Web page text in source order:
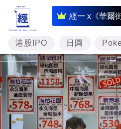
經一 x《華爾
即
時
財
經
專
題
投
資
港股IPO 日圓